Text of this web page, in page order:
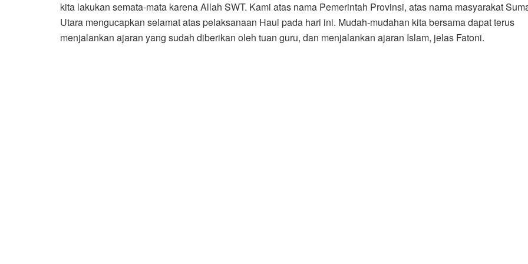
kita lakukan semata-mata karena Allah SWT. Kami atas nama Pemerintah Provinsi, atas nama masyarakat
Utara mengucapkan selamat atas pelaksanaan Haul pada hari ini. Mudah-mudahan kita bersama dapat terus
menjalankan ajaran yang sudah diberikan oleh tuan guru, dan menjalankan ajaran Islam, jelas Fatoni.